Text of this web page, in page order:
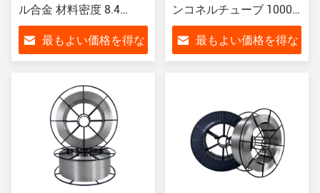
ル合金 材料密度 8.4
G/Cm3
最もよい価格を得な
ンコネルチューブ 1000
MPa
最もよい価格を得な